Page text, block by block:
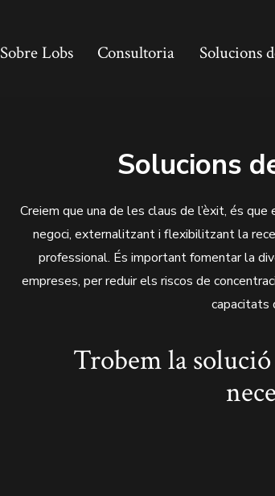
Sobre Lobs Consultoria Solucions
Solucions
Creiem que una de les claus de l’èxit, és
negoci, externalitzant i flexibilitzant la
professional. És important fomentar la
empreses, per reduir els riscos de
capacitats
Trobem la